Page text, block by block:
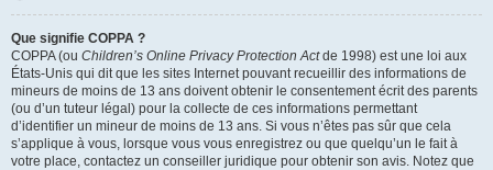
Que signifie COPPA ?
COPPA (ou Children’s Online Privacy Protection Actde 1998) est une loi aux
États-Unis qui dit que les sites Internet pouvant recueillir des informations de
mineurs de moins de 13 ans doivent obtenir le consentement écrit des parents
(ou d’un tuteur légal) pour la collecte de ces informations permettant
d’identifier un mineur de moins de 13 ans. Si vous n’êtes pas sûr que cela
s’applique à vous, lorsque vous vous enregistrez ou que quelqu’un le fait à
votre place, contactez un conseiller juridique pour obtenir son avis. Notez que